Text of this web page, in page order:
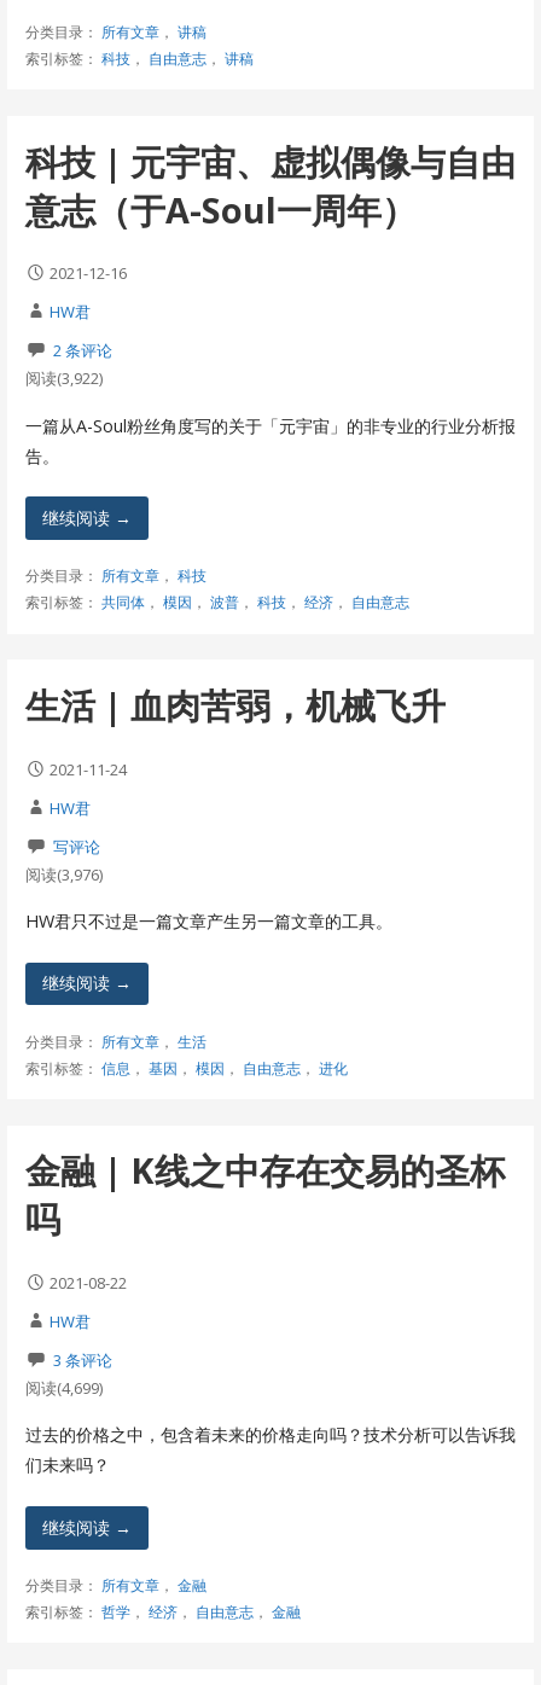
分类目录： 所有文章， 讲稿
索引标签： 科技， 自由意志， 讲稿
科技 | 元宇宙、虚拟偶像与自由
意志（于A-Soul一周年）
2021-12-16
HW君
2 条评论
阅读(3,922)
一篇从A-Soul粉丝角度写的关于「元宇宙」的非专业的行业分析报
告。
继续阅读 →
分类目录： 所有文章， 科技
索引标签： 共同体， 模因 ， 波普， 科技， 经济， 自由意志
生活 | 血肉苦弱，机械飞升
2021-11-24
HW君
写评论
阅读(3,976)
HW君只不过是一篇文章产生另一篇文章的工具。
继续阅读 →
分类目录： 所有文章， 生活
索引标签： 信息 ， 基因 ， 模因 ， 自由意志， 进化
金融 | K线之中存在交易的圣杯
吗
2021-08-22
HW君
3 条评论
阅读(4,699)
过去的价格之中，包含着未来的价格走向吗？技术分析可以告诉我
们未来吗？
继续阅读 →
分类目录： 所有文章， 金融
索引标签： 哲学， 经济， 自由意志， 金融